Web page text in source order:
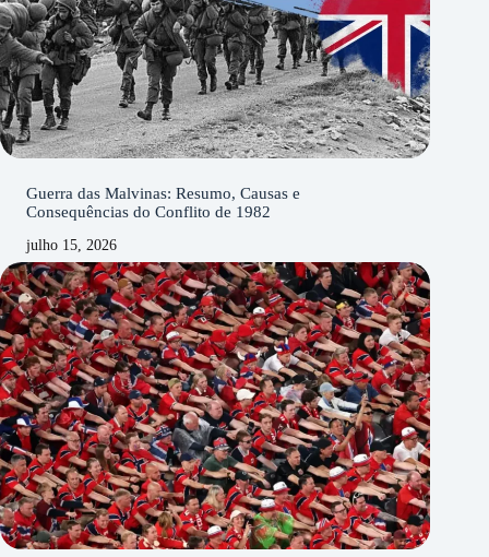
Guerra das Malvinas: Resumo, Causas e
Consequências do Conflito de 1982
julho 15, 2026